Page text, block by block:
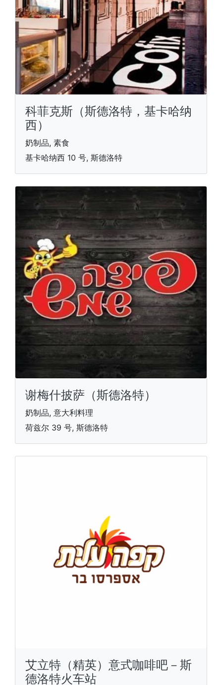
科菲克斯（斯德洛特，基卡哈纳
西）
奶制品, 素食
基卡哈纳西 10 号, 斯德洛特
谢梅什披萨（斯德洛特）
奶制品, 意大利料理
荷兹尔 39 号, 斯德洛特
艾立特（精英）意式咖啡吧－斯
德洛特火车站